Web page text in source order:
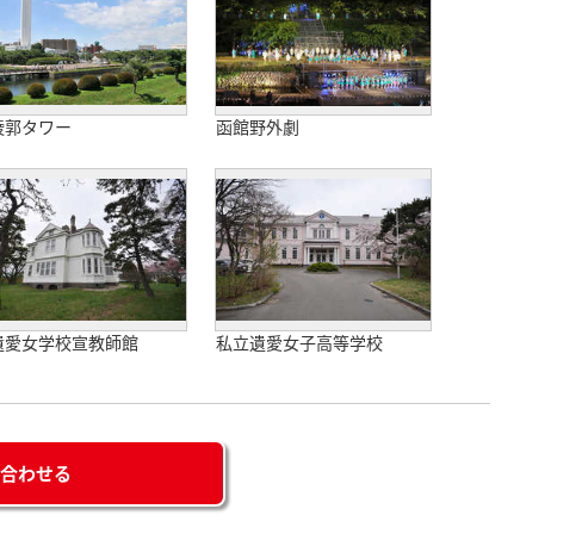
郭タワー 函館野外劇
愛女学校宣教師館 私立遺愛女子高等学校
わせる